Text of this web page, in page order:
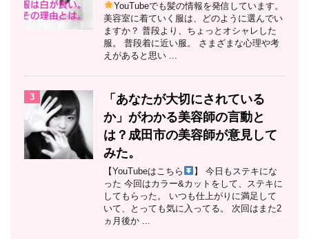
YouTubeでも髪の情報を発信しています。
美容室に着ていく服は、どのように選んでい
ますか？ 普段より、ちょっとオシャレした
服。 普段着に近い服。 さまざまな心理や考
えがあると思い ...
3
「あなたが大切にされている
か」がわかる美容師の言動と
は？成田市の美容師が意見して
みた。
【YouTubeはこちら
】 今日もステキにな
った 今回はカラー&カットをして、ステキに
してもらった。 いつも仕上がりに満足して
いて、とっても気に入ってる。 次回はまた2
ヵ月後か ...